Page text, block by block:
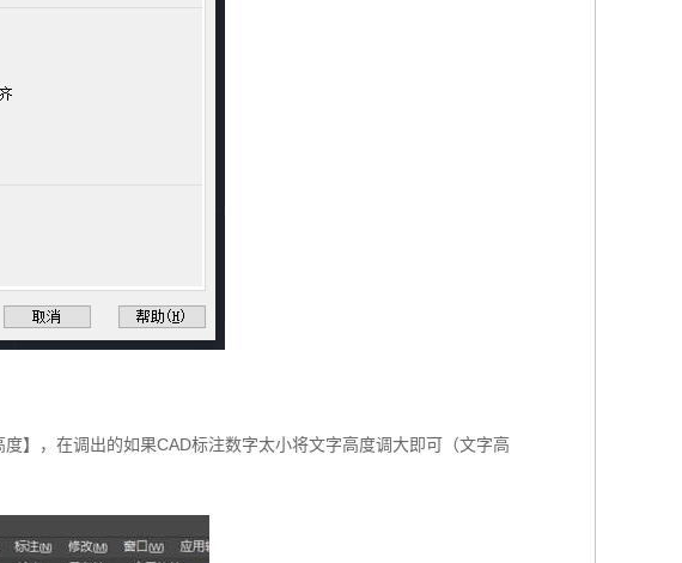
】，在调出的如果CAD标注数字太小将文字高度调大即可（文字高